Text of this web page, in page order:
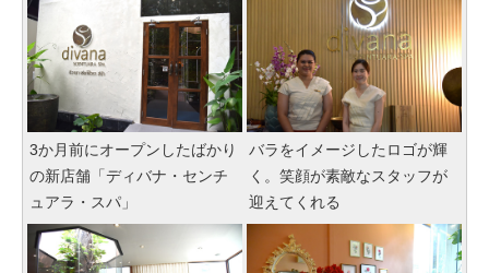
3か月前にオープンしたばかり
の新店舗「ディバナ・センチ
ュアラ・スパ」
バラをイメージしたロゴが輝
く。笑顔が素敵なスタッフが
迎えてくれる